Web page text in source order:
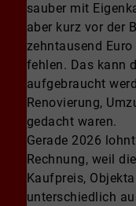
sauber mit
aber kurz vor der
zehntausend
fehlen. Das kann
aufgebraucht
Renovierung,
gedacht waren.
Gerade 2026
Rechnung, weil
Kaufpreis,
unterschiedlich